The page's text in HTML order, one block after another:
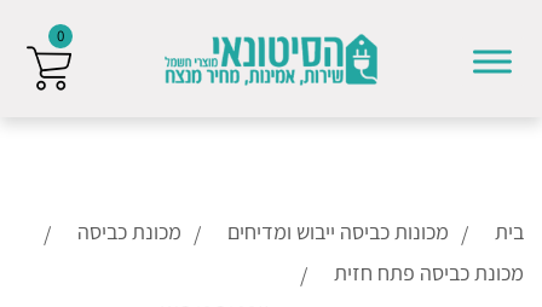
בית מכונות כביסה ייבוש ומדיחים
מכונת כביסה
מכונת כביסה פתח חזית
0